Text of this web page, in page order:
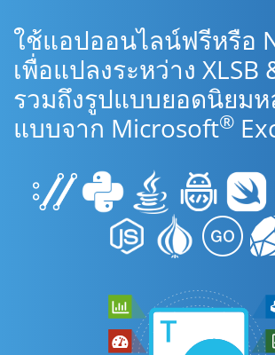
ใช้แอปออนไลน์ฟรีหรือ
เพื่อแปลงระหว่าง XLSB
รวมถึงรูปแบบยอดนิยมห
แบบจาก Microsoft®